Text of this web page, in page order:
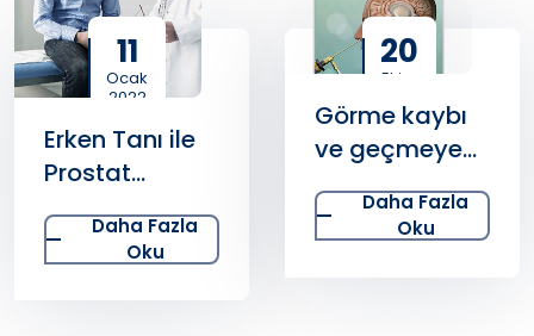
11
Ocak
2022
Erken Tanı ile
Prostat
Kanserinden
Kurtulma
İhtimali Birçok
Daha Fazla
Oku
20
Ekim
Görme kaybı
ve geçmeyen
baş ağrısı
hipofiz
tümörünün
Daha Fazla
Oku